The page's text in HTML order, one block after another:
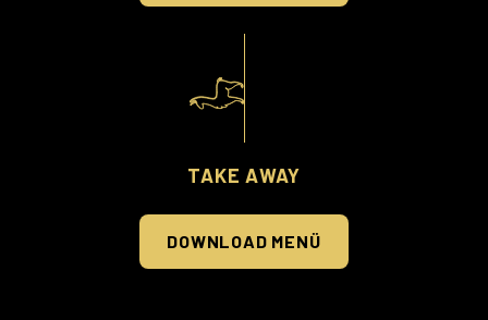
TAKE AWAY
DOWNLOAD MENÜ